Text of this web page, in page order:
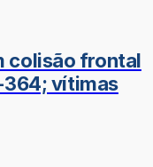
colisão frontal
364; vítimas